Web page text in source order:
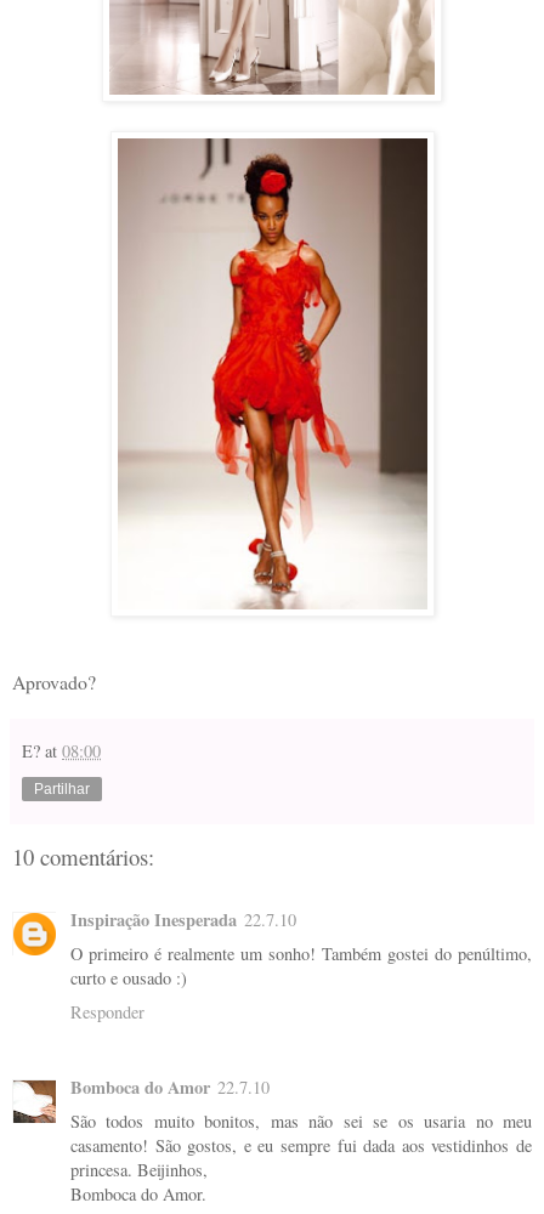
Aprovado?
E? at 08:00
Partilhar
10 comentários:
Inspiração Inesperada 22.7.10
O primeiro é realmente um sonho! Também gostei do penúltimo,
curto e ousado :)
Responder
Bomboca do Amor 22.7.10
São todos muito bonitos, mas não sei se os usaria no meu
casamento! São gostos, e eu sempre fui dada aos vestidinhos de
princesa. Beijinhos,
Bomboca do Amor.